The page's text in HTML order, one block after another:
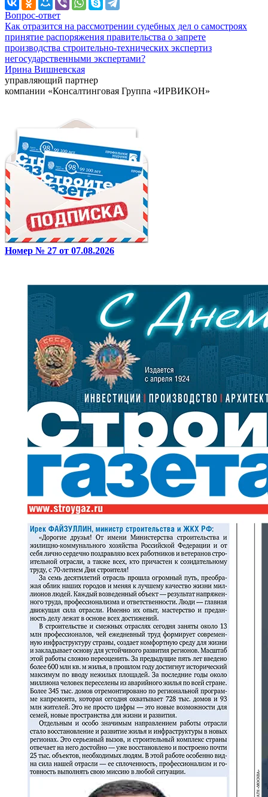
Вопрос-ответ
Как отразится на рассмотрении судебных дел о самостроях
принятие распоряжения правительства о запрете
производства строительно-технических экспертиз
негосударственными экспертами?
Ирина Вишневская
управляющий партнер
компании «Консалтинговая Группа «ИРВИКОН»
Номер № 27 от 07.08.2026